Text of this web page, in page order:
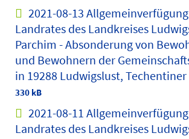
2021-08-13
Landrates des Landkreises
Parchim - Absonderung von
und Bewohnern der
in 19288 Ludwigslust, Techentiner
330 kB
2021-08-11
Landrates des Landkreises